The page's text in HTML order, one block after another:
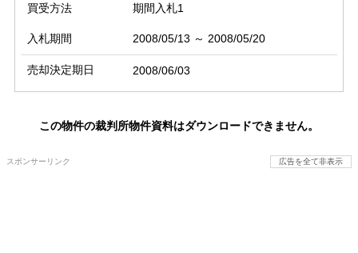
買受方法 期間入札1
入札期間 2008/05/13 ～ 2008/05/20
売却決定期日 2008/06/03
この物件の裁判所物件資料はダウンロードできません。
スポンサーリンク 広告を全て非表示